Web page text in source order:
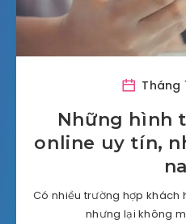
Tháng
Những hình
online uy tín,
Có nhiều trường hợp khách
nhưng lại không